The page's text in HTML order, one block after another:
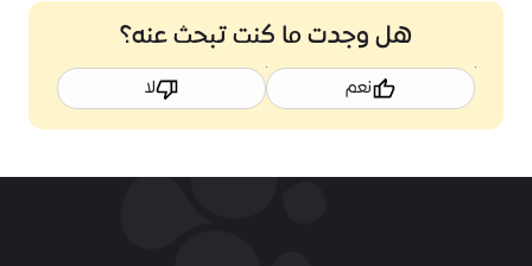
هل وجدت ما كنت تبحث عنه؟
نعم لا